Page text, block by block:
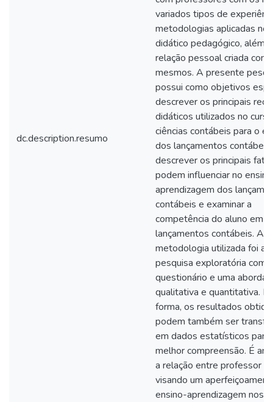
dc.description.resumo
variados tipos de
metodologias aplicadas no
didático pedagógico, além
relação pessoal criada com
mesmos. A presente
possui como objetivos
descrever os principais
didáticos utilizados no
ciências contábeis para o
dos lançamentos contábeis,
descrever os principais
podem influenciar no
aprendizagem dos
contábeis e examinar a
competência do aluno em
lançamentos contábeis. A
metodologia utilizada foi a
pesquisa exploratória com
questionário e uma
qualitativa e quantitativa.
forma, os resultados
podem também ser
em dados estatísticos para
melhor compreensão. É
a relação entre professor e
visando um
ensino-aprendizagem nos